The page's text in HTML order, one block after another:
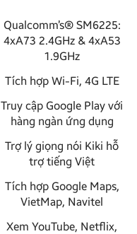
Qualcomm’s® SM6225:
4xA73 2.4GHz & 4xA53
1.9GHz
Tích hợp Wi-Fi, 4G LTE
Truy cập Google Play với
hàng ngàn ứng dụng
Trợ lý giọng nói Kiki hỗ
trợ tiếng Việt
Tích hợp Google Maps,
VietMap, Navitel
Xem YouTube, Netflix,